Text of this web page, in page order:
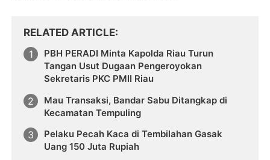
RELATED ARTICLE
PBH PERADI Minta Kapolda Riau Turun
Tangan Usut Dugaan Pengeroyokan
Sekretaris PKC PMII Riau
Mau Transaksi, Bandar Sabu Ditangkap di
Kecamatan Tempuling
Pelaku Pecah Kaca di Tembilahan Gasak
Uang 150 Juta Rupiah